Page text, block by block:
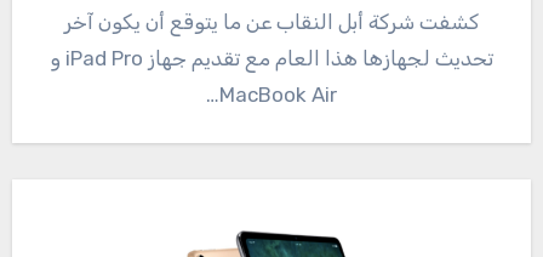
كشفت شركة أبل النقاب عن ما يتوقع أن يكون آخر
تحديث لجهازها هذا العام مع تقديم جهاز iPad Pro و
MacBook Air…